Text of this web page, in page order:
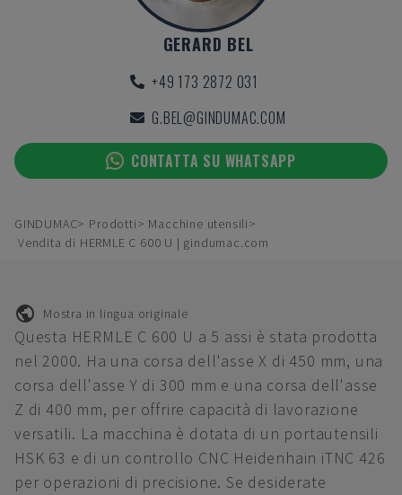
GERARD BEL
+49 173 2872 031
G.BEL@GINDUMAC.COM
CONTATTA SU WHATSAPP
GINDUMAC Prodotti
Macchine utensili
Vendita di HERMLE C 600 U | gindumac.com
Mostra in lingua originale
Questa HERMLE C 600 U a 5 assi è stata prodotta
nel 2000. Ha una corsa dell'asse X di 450 mm, una
corsa dell'asse Y di 300 mm e una corsa dell'asse
Z di 400 mm, per offrire capacità di lavorazione
versatili. La macchina è dotata di un portautensili
HSK 63 e di un controllo CNC Heidenhain iTNC 426
per operazioni di precisione. Se desiderate